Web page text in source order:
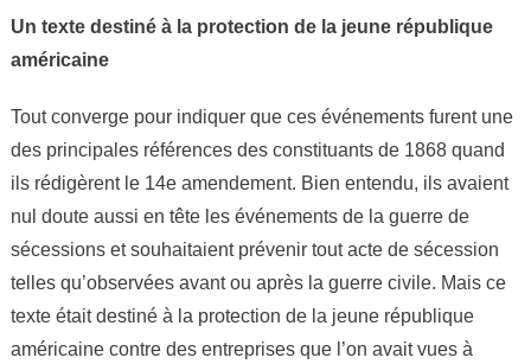
Un texte destiné à la protection de la jeune république
américaine
Tout converge pour indiquer que ces événements furent une
des principales références des constituants de 1868 quand
ils rédigèrent le 14e amendement. Bien entendu, ils avaient
nul doute aussi en tête les événements de la guerre de
sécessions et souhaitaient prévenir tout acte de sécession
telles qu’observées avant ou après la guerre civile. Mais ce
texte était destiné à la protection de la jeune république
américaine contre des entreprises que l’on avait vues à